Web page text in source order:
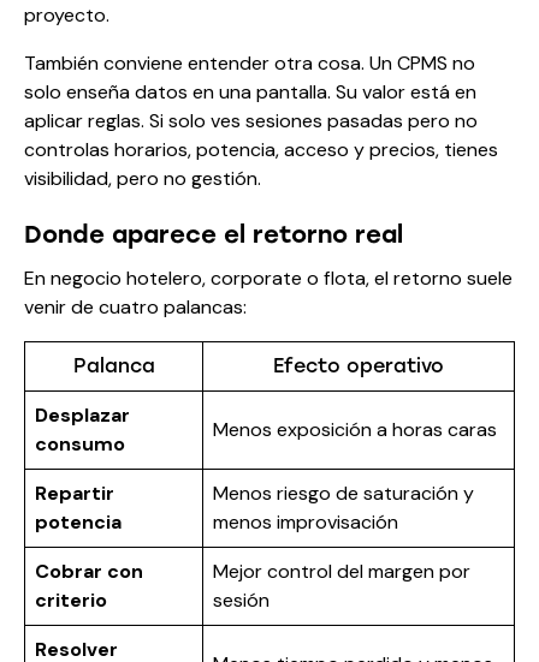
proyecto.
También conviene entender otra cosa. Un CPMS no
solo enseña datos en una pantalla. Su valor está en
aplicar reglas. Si solo ves sesiones pasadas pero no
controlas horarios, potencia, acceso y precios, tienes
visibilidad, pero no gestión.
Donde aparece el retorno real
En negocio hotelero, corporate o flota, el retorno suele
venir de cuatro palancas:
Palanca Efecto operativo
Desplazar
consumo
Menos exposición a horas caras
Repartir
potencia
Menos riesgo de saturación y
menos improvisación
Cobrar con
criterio
Mejor control del margen por
sesión
Resolver